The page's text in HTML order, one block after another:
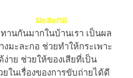
มะละกอ
นกันมากในบ้านเรา เป็นผล
มะละกอ ช่วยทำให้กระเพาะ
าย ช่วยให้ของเสียที่เป็น
ในเรื่องของการขับถ่ายได้ดี